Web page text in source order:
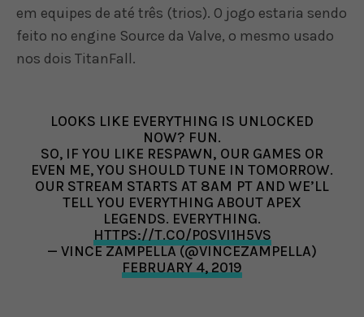
em equipes de até três (trios). O jogo estaria sendo
feito no engine Source da Valve, o mesmo usado
nos dois TitanFall.
LOOKS LIKE EVERYTHING IS UNLOCKED
NOW? FUN.
SO, IF YOU LIKE RESPAWN, OUR GAMES OR
EVEN ME, YOU SHOULD TUNE IN TOMORROW.
OUR STREAM STARTS AT 8AM PT AND WE’LL
TELL YOU EVERYTHING ABOUT APEX
LEGENDS. EVERYTHING.
HTTPS://T.CO/P0SVI1H5VS
— VINCE ZAMPELLA (@VINCEZAMPELLA)
FEBRUARY 4, 2019